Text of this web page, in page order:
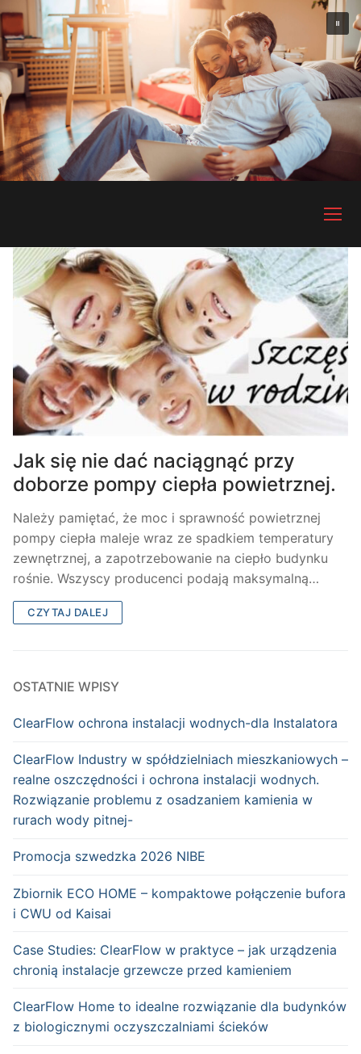
Jak się nie dać naciągnąć przy
doborze pompy ciepła powietrznej.
Należy pamiętać, że moc i sprawność powietrznej
pompy ciepła maleje wraz ze spadkiem temperatury
zewnętrznej, a zapotrzebowanie na ciepło budynku
rośnie. Wszyscy producenci podają maksymalną…
CZYTAJ DALEJ
OSTATNIE WPISY
ClearFlow ochrona instalacji wodnych-dla Instalatora
ClearFlow Industry w spółdzielniach mieszkaniowych –
realne oszczędności i ochrona instalacji wodnych.
Rozwiązanie problemu z osadzaniem kamienia w
rurach wody pitnej-
Promocja szwedzka 2026 NIBE
Zbiornik ECO HOME – kompaktowe połączenie bufora
i CWU od Kaisai
Case Studies: ClearFlow w praktyce – jak urządzenia
chronią instalacje grzewcze przed kamieniem
ClearFlow Home to idealne rozwiązanie dla budynków
z biologicznymi oczyszczalniami ścieków